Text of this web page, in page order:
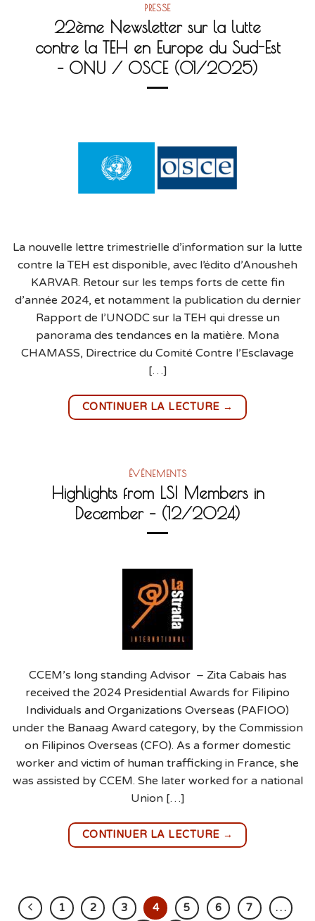
PRESSE
22ème Newsletter sur la lutte
contre la TEH en Europe du Sud-Est
– ONU / OSCE (01/2025)
La nouvelle lettre trimestrielle d’information sur la lutte
contre la TEH est disponible, avec l’édito d’Anousheh
KARVAR. Retour sur les temps forts de cette fin
d’année 2024, et notamment la publication du dernier
Rapport de l’UNODC sur la TEH qui dresse un
panorama des tendances en la matière. Mona
CHAMASS, Directrice du Comité Contre l’Esclavage
[…]
CONTINUER LA LECTURE →
ÉVÉNEMENTS
Highlights from LSI Members in
December – (12/2024)
CCEM’s long standing Advisor – Zita Cabais has
received the 2024 Presidential Awards for Filipino
Individuals and Organizations Overseas (PAFIOO)
under the Banaag Award category, by the Commission
on Filipinos Overseas (CFO). As a former domestic
worker and victim of human trafficking in France, she
was assisted by CCEM. She later worked for a national
Union […]
CONTINUER LA LECTURE →
1 2 3 4 5 6 7 …